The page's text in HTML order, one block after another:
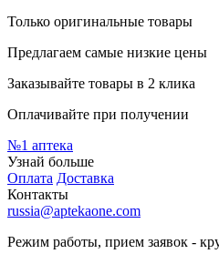
Только оригинальные товары
Предлагаем самые низкие цены
Заказывайте товары в 2 клика
Оплачивайте при получении
№1 аптека
Узнай больше
Оплата Доставка
Контакты
russia@aptekaone.com
Режим работы, прием заявок -